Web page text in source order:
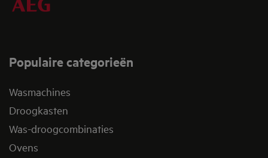
Populaire categorieën
Wasmachines
Droogkasten
Was-droogcombinaties
Ovens